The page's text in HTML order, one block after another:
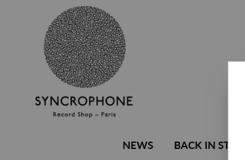
NEWS BACK IN